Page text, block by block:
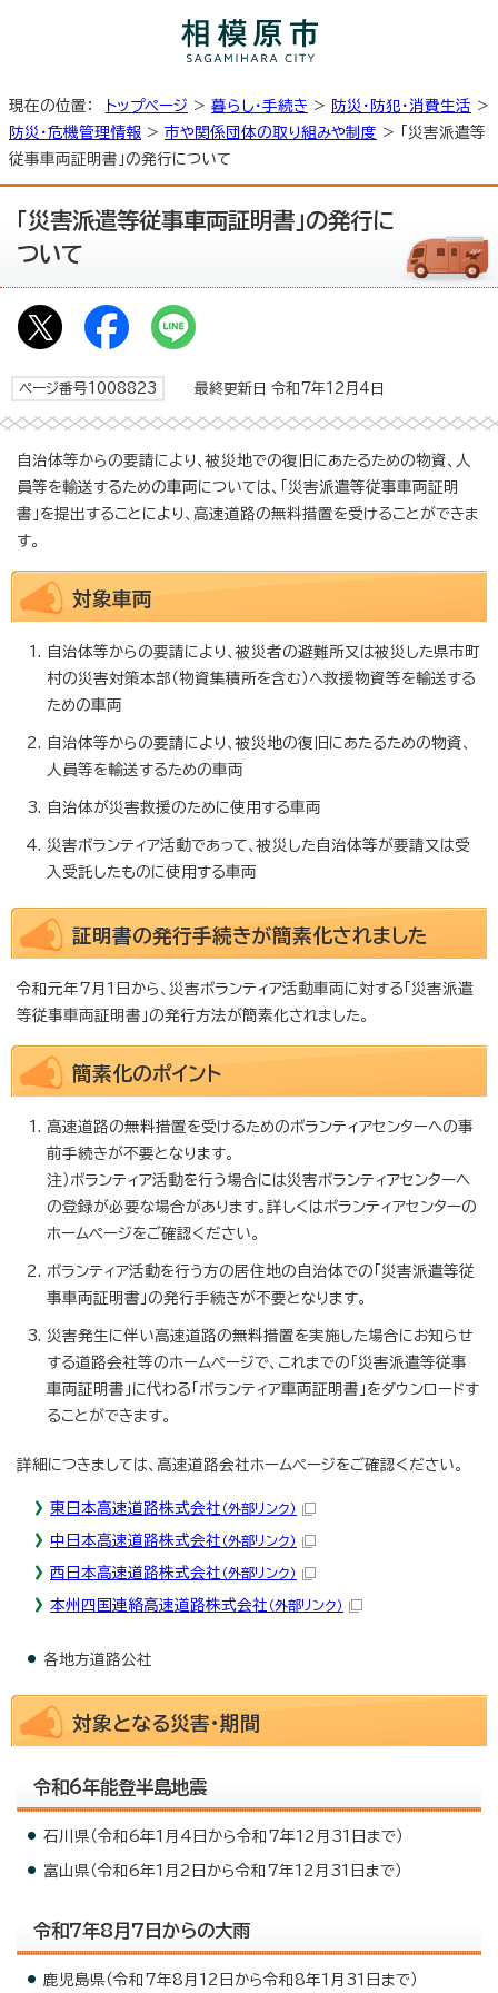
現在の位置： トップページ > 暮らし・手続き > 防災・防犯・消費生活 >
防災・危機管理情報 > 市や関係団体の取り組みや制度 > 「災害派遣等
従事車両証明書」の発行について
「災害派遣等従事車両証明書」の発行に
ついて
ページ番号1008823 最終更新日 令和7年12月4日
自治体等からの要請により、被災地での復旧にあたるための物資、人
員等を輸送するための車両については、「災害派遣等従事車両証明
書」を提出することにより、高速道路の無料措置を受けることができま
す。
対象車両
自治体等からの要請により、被災者の避難所又は被災した県市町
村の災害対策本部（物資集積所を含む）へ救援物資等を輸送する
ための車両
自治体等からの要請により、被災地の復旧にあたるための物資、
人員等を輸送するための車両
自治体が災害救援のために使用する車両
災害ボランティア活動であって、被災した自治体等が要請又は受
入受託したものに使用する車両
証明書の発行手続きが簡素化されました
令和元年7月1日から、災害ボランティア活動車両に対する「災害派遣
等従事車両証明書」の発行方法が簡素化されました。
簡素化のポイント
高速道路の無料措置を受けるためのボランティアセンターへの事
前手続きが不要となります。
注）ボランティア活動を行う場合には災害ボランティアセンターへ
の登録が必要な場合があります。詳しくはボランティアセンターの
ホームページをご確認ください。
ボランティア活動を行う方の居住地の自治体での「災害派遣等従
事車両証明書」の発行手続きが不要となります。
災害発生に伴い高速道路の無料措置を実施した場合にお知らせ
する道路会社等のホームページで、これまでの「災害派遣等従事
車両証明書」に代わる「ボランティア車両証明書」をダウンロードす
ることができます。
詳細につきましては、高速道路会社ホームページをご確認ください。
東日本高速道路株式会社 （外部リンク）
中日本高速道路株式会社 （外部リンク）
西日本高速道路株式会社 （外部リンク）
本州四国連絡高速道路株式会社 （外部リンク）
各地方道路公社
対象となる災害・期間
令和6年能登半島地震
石川県（令和6年1月4日から令和7年12月31日まで）
富山県（令和6年1月2日から令和7年12月31日まで）
令和7年8月7日からの大雨
鹿児島県（令和7年8月12日から令和8年1月31日まで）